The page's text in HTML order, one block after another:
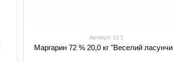
Артикул: 13.3
Маргарин 72 % 20,0 кг "Веселий